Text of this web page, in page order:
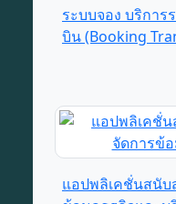
ระบบจอง บริกา
บิน (Booking
แอปพลิเคชั่นสนับ